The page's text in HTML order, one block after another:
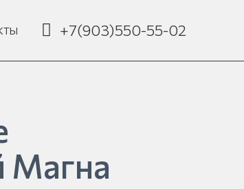
+7(903)550-55-02
Магна